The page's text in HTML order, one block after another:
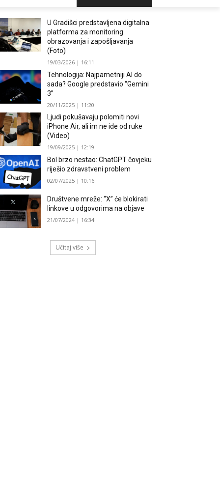
U Gradišci predstavljena digitalna
platforma za monitoring
obrazovanja i zapošljavanja
(Foto)
19/03/2026 | 16:11
Tehnologija: Najpametniji AI do
sada? Google predstavio “Gemini
3”
20/11/2025 | 11:20
Ljudi pokušavaju polomiti novi
iPhone Air, ali im ne ide od ruke
(Video)
19/09/2025 | 12:19
Bol brzo nestao: ChatGPT čovjeku
riješio zdravstveni problem
02/07/2025 | 10:16
Društvene mreže: “X” će blokirati
linkove u odgovorima na objave
21/07/2024 | 16:34
Učitaj više